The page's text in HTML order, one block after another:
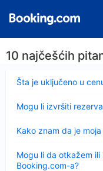
10 najčešćih
Šta je uključeno u
Sažeto
Mogu li izvršiti
Kako znam da je
Mogu li da otkažem
Booking.com-a?